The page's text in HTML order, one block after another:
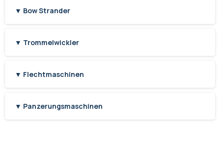
▼ Bow Strander
▼ Trommelwickler
▼ Flechtmaschinen
▼ Panzerungsmaschinen